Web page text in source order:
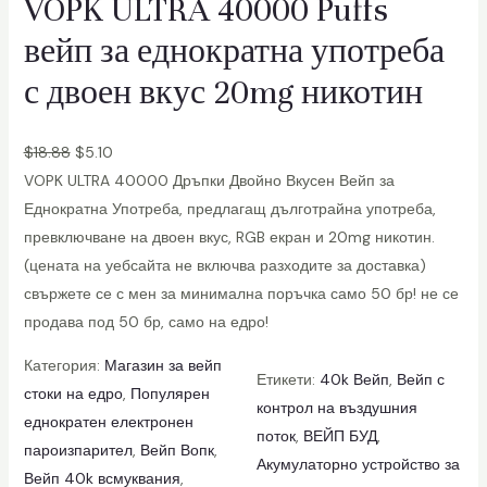
a
l
l
v
o
r
D
i
s
a
p
b
VOPK ULTRA 40000 Puffs
вейп за еднократна употреба
с двоен вкус 20mg никотин
$18.88 $5.10
VOPK ULTRA 40000 Дръпки Двойно Вкусен Вейп за
Еднократна Употреба, предлагащ дълготрайна употреба,
превключване на двоен вкус, RGB екран и 20mg никотин.
(цената на уебсайта не включва разходите за доставка)
свържете се с мен за минимална поръчка само 50 бр! не се
продава под 50 бр, само на едро!
Категория: Магазин за вейп
стоки на едро, Популярен
еднократен електронен
пароизпарител, Вейп Вопк
Вейп 40k всмуквания
Етикети: 40k Вейп, Вейп с
контрол на въздушния
поток, ВЕЙП БУД
Акумулаторно устройство за